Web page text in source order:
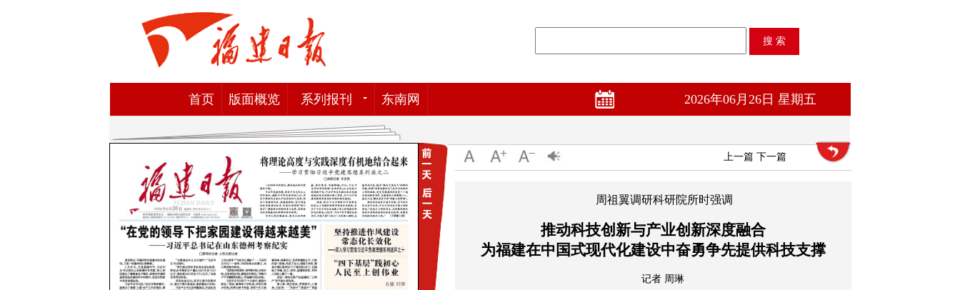
首页 版面概览 系列报刊 东南网 2026年06月26日 星期五
上一篇 下一篇
周祖翼调研科研院所时强调
推动科技创新与产业创新深度融合
为福建在中国式现代化建设中奋勇争先提供科技支撑
记者 周琳